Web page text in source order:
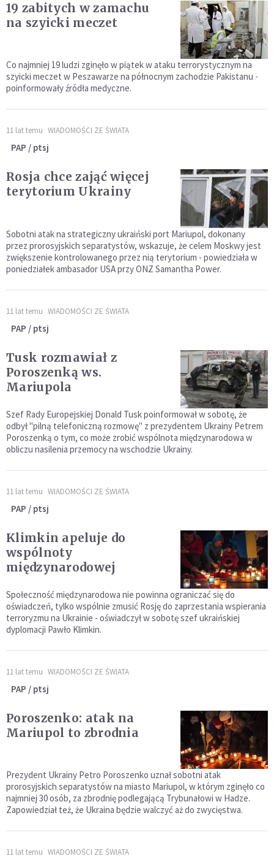
19 zabitych w zamachu
na szyicki meczet
Co najmniej 19 ludzi zginęło w piątek w ataku terrorystycznym na
szyicki meczet w Peszawarze na północnym zachodzie Pakistanu -
poinformowały źródła medyczne.
11 lat temu WIADOMOŚCI ZE ŚWIATA
PAP / ptsj
Rosja chce zająć więcej
terytorium Ukrainy
Sobotni atak na strategiczny ukraiński port Mariupol, dokonany
przez prorosyjskich separatystów, wskazuje, że celem Moskwy jest
zwiększenie kontrolowanego przez nią terytorium - powiedziała w
poniedziałek ambasador USA przy ONZ Samantha Power.
11 lat temu WIADOMOŚCI ZE ŚWIATA
PAP / ptsj
Tusk rozmawiał z
Poroszenką ws.
Mariupola
Szef Rady Europejskiej Donald Tusk poinformował w sobotę, że
odbył "pilną telefoniczną rozmowę" z prezydentem Ukrainy Petrem
Poroszenką o tym, co może zrobić wspólnota międzynarodowa w
obliczu nasilenia przemocy na wschodzie Ukrainy.
11 lat temu WIADOMOŚCI ZE ŚWIATA
PAP / ptsj
Klimkin apeluje do
wspólnoty
międzynarodowej
Społeczność międzynarodowa nie powinna ograniczać się do
oświadczeń, tylko wspólnie zmusić Rosję do zaprzestania wspierania
terroryzmu na Ukrainie - oświadczył w sobotę szef ukraińskiej
dyplomacji Pawło Klimkin.
11 lat temu WIADOMOŚCI ZE ŚWIATA
PAP / ptsj
Poroszenko: atak na
Mariupol to zbrodnia
Prezydent Ukrainy Petro Poroszenko uznał sobotni atak
prorosyjskich separatystów na miasto Mariupol, w którym zginęło co
najmniej 30 osób, za zbrodnię podlegającą Trybunałowi w Hadze.
Zapowiedział też, że Ukraina będzie walczyć aż do zwycięstwa.
11 lat temu WIADOMOŚCI ZE ŚWIATA